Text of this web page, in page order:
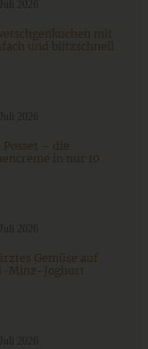
Ideen mit Obst
mit
und blitzschnell
Posset – die
in nur 10
Gemüse auf
Minz-Joghurt